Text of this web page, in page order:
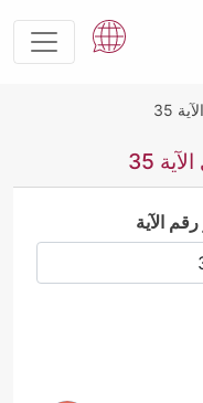
الآية 35
35
الآية